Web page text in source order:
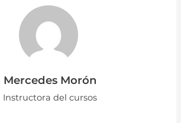
Mercedes Morón
Instructora del cursos